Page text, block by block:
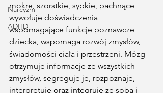
Narcyzm
ADHD
mokre, szorstkie, sypkie, pachnące
wywołuje doświadczenia
wspomagające funkcje poznawcze
dziecka, wspomaga rozwój zmysłów,
świadomości ciała i przestrzeni. Mózg
otrzymuje informacje ze wszystkich
zmysłów, segreguje je, rozpoznaje,
interpretuje oraz integruje ze sobą i